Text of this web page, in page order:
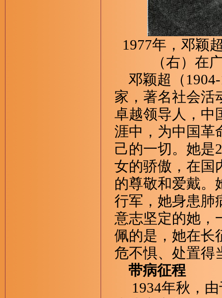
1977年，邓颖
（右）在
邓颖超（
家，著名社会活
卓越领导人，中
涯中，为中国革
己的一切。她是
女的骄傲，在国
的尊敬和爱戴。
行军，她身患肺
意志坚定的她，
佩的是，她在长
危不惧、处置得
带病征程
1934年秋，由